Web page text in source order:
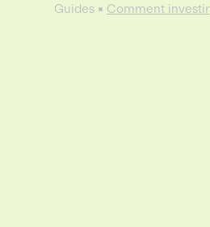
Guides Comment investir